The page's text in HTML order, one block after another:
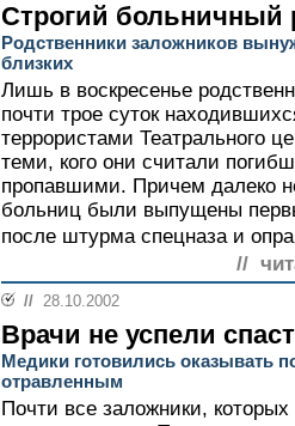
Строгий больничный
Родственники заложников
близких
Лишь в воскресенье
почти трое суток
террористами Театрального
теми, кого они считали
пропавшими. Причем далеко
больниц были выпущены
после штурма спецназа и
//
// 28.10.2002
Врачи не успели
Медики готовились оказывать
отравленным
Почти все заложники,